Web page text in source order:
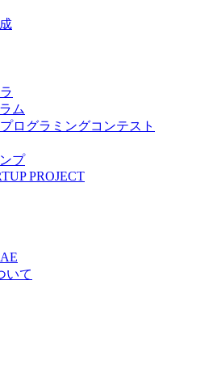
ム
ログラミングコンテスト
プ
PROJECT
いて